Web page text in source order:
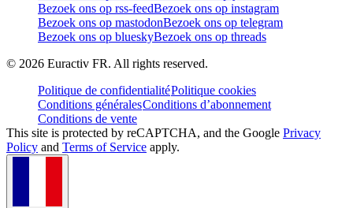
Bezoek ons op rss-feedBezoek ons op instagram
Bezoek ons op mastodonBezoek ons op telegram
Bezoek ons op blueskyBezoek ons op threads
© 2026 Euractiv FR. All rights reserved.
Politique de confidentialitéPolitique cookies
Conditions généralesConditions d’abonnement
Conditions de vente
This site is protected by reCAPTCHA, and the Google Privacy
Policy and Terms of Service apply.